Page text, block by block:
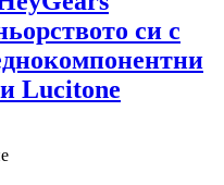
си с
Lucitone